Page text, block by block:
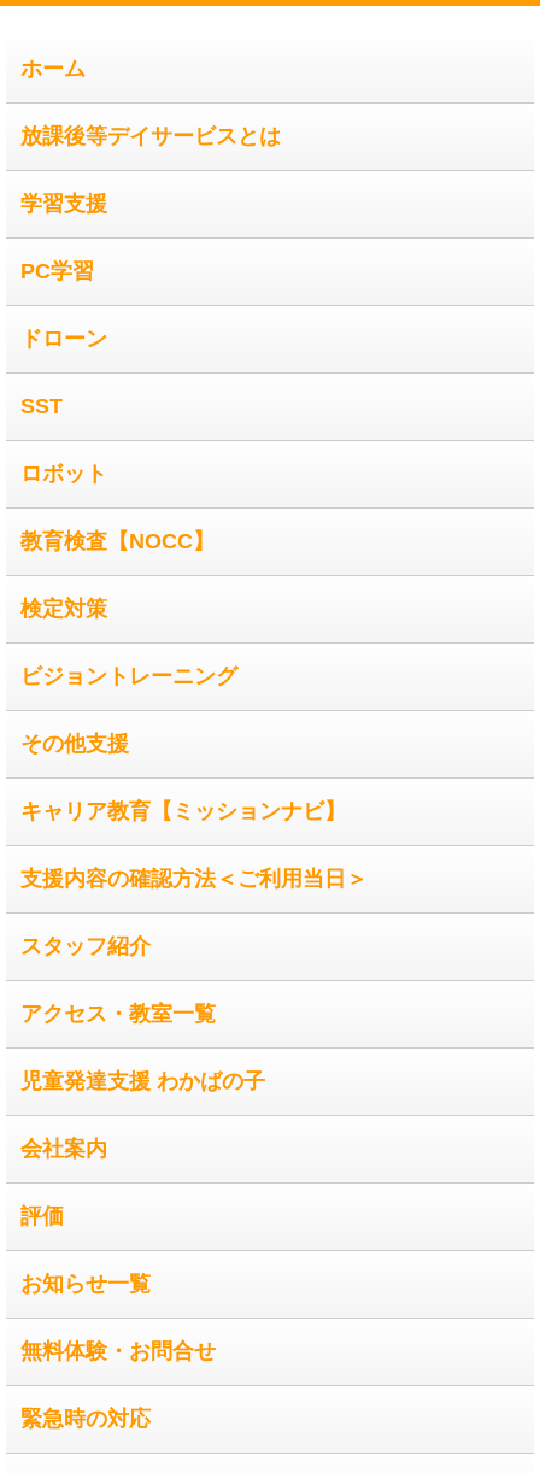
ホーム
放課後等デイサービスとは
学習支援
PC学習
ドローン
SST
ロボット
教育検査【NOCC】
検定対策
ビジョントレーニング
その他支援
キャリア教育【ミッションナビ】
支援内容の確認方法＜ご利用当日＞
スタッフ紹介
アクセス・教室一覧
児童発達支援 わかばの子
会社案内
評価
お知らせ一覧
無料体験・お問合せ
緊急時の対応